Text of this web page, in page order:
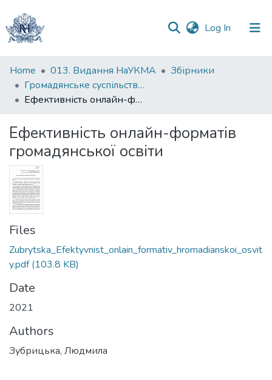
Log In (current)
Communities
&
Collections
Statistics
Home 013. Видання НаУКМА
Збірники
Громадянське суспільство VS громадянська освіта: Україна та світ
Ефективність онлайн-форматів громадянської освіти
Ефективність онлайн-форматів
громадянської освіти
Files
Zubrytska_Efektyvnist_onlain_formativ_hromadianskoi_osvit
y.pdf(103.8 KB)
Date
2021
Authors
Зубрицька, Людмила